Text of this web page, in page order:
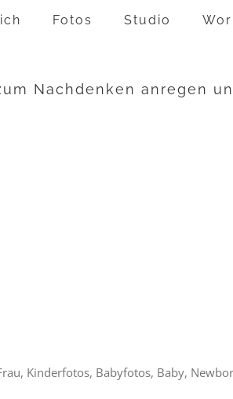
Fotos Studio
Nachdenken anregen
Kinderfotos, Babyfotos, Baby,